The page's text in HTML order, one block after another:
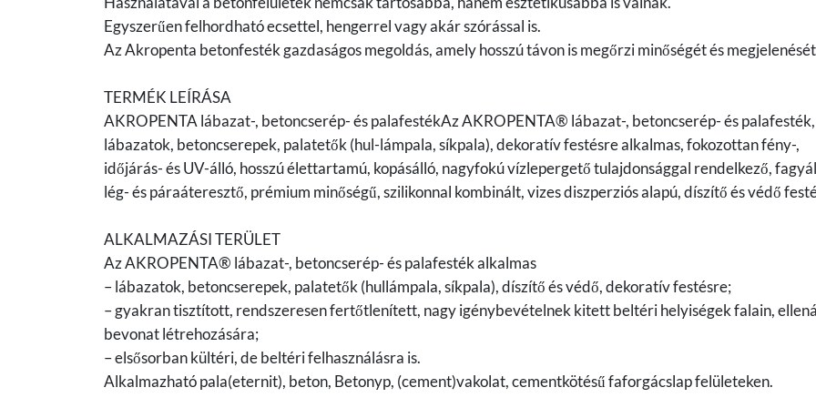
Egyszerűen felhordható ecsettel, hengerrel vagy akár szórással is.
Az Akropenta betonfesték gazdaságos megoldás, amely hosszú távon is megőrzi minőségét és
TERMÉK LEÍRÁSA
AKROPENTA lábazat-, betoncserép- és palafestékAz AKROPENTA® lábazat-, betoncserép- és palafesték,
lábazatok, betoncserepek, palatetők (hul-lámpala, síkpala), dekoratív festésre alkalmas, fokozottan fény-,
időjárás- és UV-álló, hosszú élettartamú, kopásálló, nagyfokú vízlepergető tulajdonsággal rendelkező,
lég- és páraáteresztő, prémium minőségű, szilikonnal kombinált, vizes diszperziós alapú, díszítő és védő
ALKALMAZÁSI TERÜLET
Az AKROPENTA® lábazat-, betoncserép- és palafesték alkalmas
– lábazatok, betoncserepek, palatetők (hullámpala, síkpala), díszítő és védő, dekoratív festésre;
– gyakran tisztított, rendszeresen fertőtlenített, nagy igénybevételnek kitett beltéri helyiségek falain,
bevonat létrehozására;
– elsősorban kültéri, de beltéri felhasználásra is.
Alkalmazható pala(eternit), beton, Betonyp, (cement)vakolat, cementkötésű faforgácslap felületeken.